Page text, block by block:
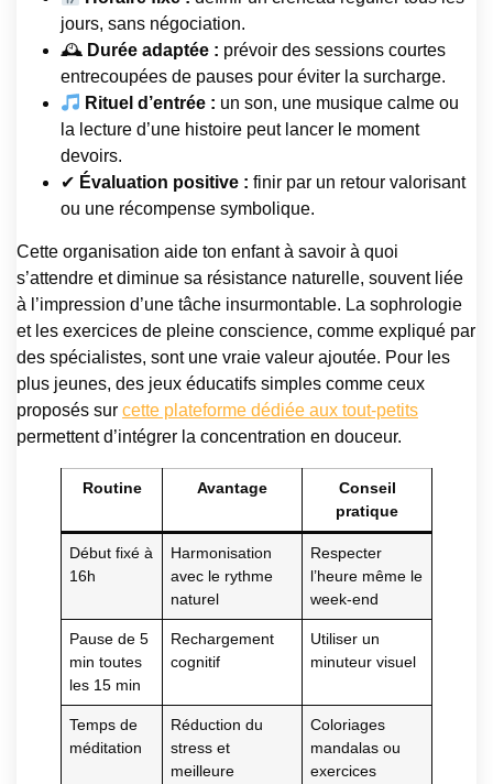
jours, sans négociation.
🕰 Durée adaptée : prévoir des sessions courtes
entrecoupées de pauses pour éviter la surcharge.
Rituel d’entrée : un son, une musique calme ou
la lecture d’une histoire peut lancer le moment
devoirs.
✔ Évaluation positive : finir par un retour valorisant
ou une récompense symbolique.
Cette organisation aide ton enfant à savoir à quoi
s’attendre et diminue sa résistance naturelle, souvent liée
à l’impression d’une tâche insurmontable. La sophrologie
et les exercices de pleine conscience, comme expliqué par
des spécialistes, sont une vraie valeur ajoutée. Pour les
plus jeunes, des jeux éducatifs simples comme ceux
proposés sur cette plateforme dédiée aux tout-petits
permettent d’intégrer la concentration en douceur.
Routine Avantage
Conseil
pratique
Début fixé à
16h
Harmonisation
avec le rythme
naturel
Respecter
l’heure même le
week-end
Pause de 5
min toutes
les 15 min
Rechargement
cognitif
Utiliser un
minuteur visuel
Temps de
méditation
Réduction du
stress et
meilleure
Coloriages
mandalas ou
exercices